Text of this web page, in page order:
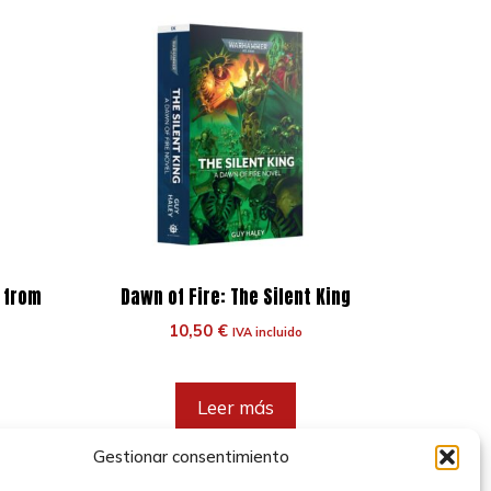
Gestionar consentimiento
Dawn of Fire: The Silent King
10,50 € IVA incluido
Leer más